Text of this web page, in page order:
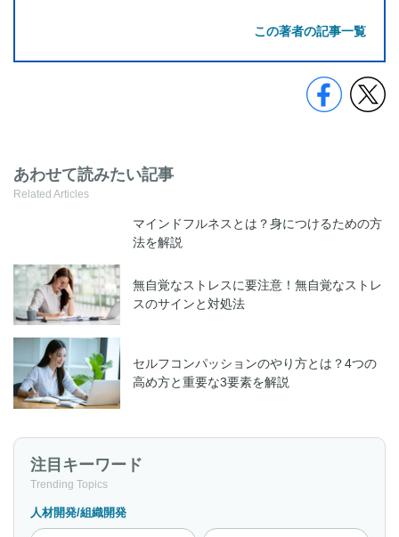
この著者の記事一覧
あわせて読みたい記事
Related Articles
マインドフルネスとは？身につけるための方
法を解説
無自覚なストレスに要注意！無自覚なストレ
スのサインと対処法
セルフコンパッションのやり方とは？4つの
高め方と重要な3要素を解説
注目キーワード
Trending Topics
人材開発/組織開発